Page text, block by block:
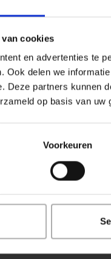
cookies
en advertenties te
Ook delen we
Deze partners kunnen
op basis van uw
Voorkeuren
luister. Ik zal
Ik krijg vaak
is.
CGT en EMDR.
geweld en